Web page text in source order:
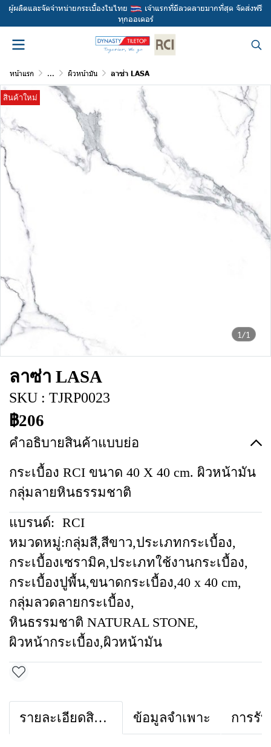
ผู้ผลิตและจัดจำหน่ายกระเบื้องในไทย
เจ้าแรกที่มีลวดลายมากที่สุด จัดส่งฟรี
ทุกออเดอร์
หน้าแรก ... ผิวหน้ามัน ลาซ่า LASA
1/1
สินค้าใหม่
ลาซ่า LASA
SKU : TJRP0023
฿206
คำอธิบายสินค้าแบบย่อ
กระเบื้อง RCI ขนาด 40 X 40 cm. ผิวหน้ามัน
กลุ่มลายหินธรรมชาติ
แบรนด์: RCI
หมวดหมู่:กลุ่มสี,สีขาว,ประเภทกระเบื้อง,
กระเบื้องเซรามิค,ประเภทใช้งานกระเบื้อง,
กระเบื้องปูพื้น,ขนาดกระเบื้อง,40 x 40 cm,
กลุ่มลวดลายกระเบื้อง,
หินธรรมชาติ NATURAL STONE,
ผิวหน้ากระเบื้อง,ผิวหน้ามัน
รายละเอียดสินค้า ข้อมูลจำเพาะ การรั